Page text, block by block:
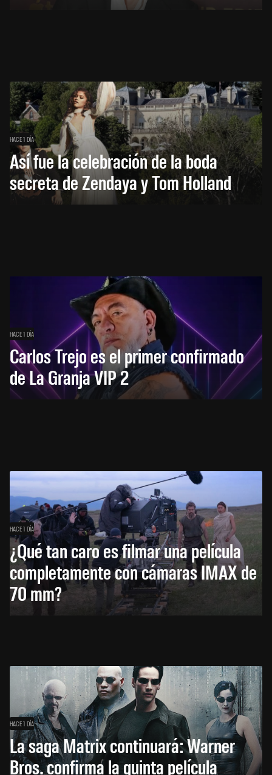
HACE 1 DÍA
Así fue la celebración de la boda
secreta de Zendaya y Tom Holland
HACE 1 DÍA
Carlos Trejo es el primer confirmado
de La Granja VIP 2
HACE 1 DÍA
¿Qué tan caro es filmar una película
completamente con cámaras IMAX de
70 mm?
HACE 1 DÍA
La saga Matrix continuará: Warner
Bros. confirma la quinta película